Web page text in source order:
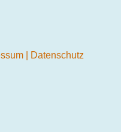
Datenschutz